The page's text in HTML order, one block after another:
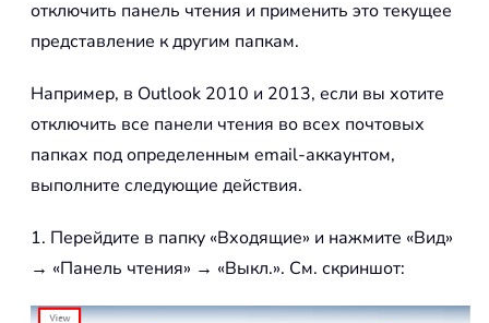
отключить панель чтения и применить это текущее
представление к другим папкам.
Например, в Outlook 2010 и 2013, если вы хотите
отключить все панели чтения во всех почтовых
папках под определенным email-аккаунтом,
выполните следующие действия.
1. Перейдите в папку «Входящие» и нажмите «Вид»
→ «Панель чтения» → «Выкл.». См. скриншот: